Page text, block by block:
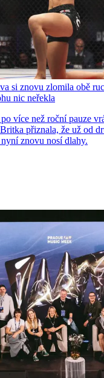
si znovu zlomila obě
nic neřekla
více než roční pauze
přiznala, že už od
znovu nosí dlahy.